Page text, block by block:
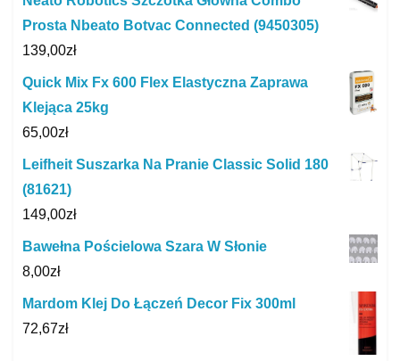
Prosta Nbeato Botvac Connected (9450305)
139,00zł
Quick Mix Fx 600 Flex Elastyczna Zaprawa
Klejąca 25kg
65,00zł
Leifheit Suszarka Na Pranie Classic Solid 180
(81621)
149,00zł
Bawełna Pościelowa Szara W Słonie
8,00zł
Mardom Klej Do Łączeń Decor Fix 300ml
72,67zł